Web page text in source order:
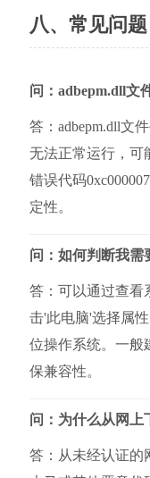
八、常见问题
问：adbepm.dll文
答：adbepm.dll文
无法正常运行，可
错误代码
定性。
问：如何判断我需
答：可以通过查看
击'此电脑'选择属
位操作系统。一般
保兼容性。
问：为什么从网上
答：从未经认证的